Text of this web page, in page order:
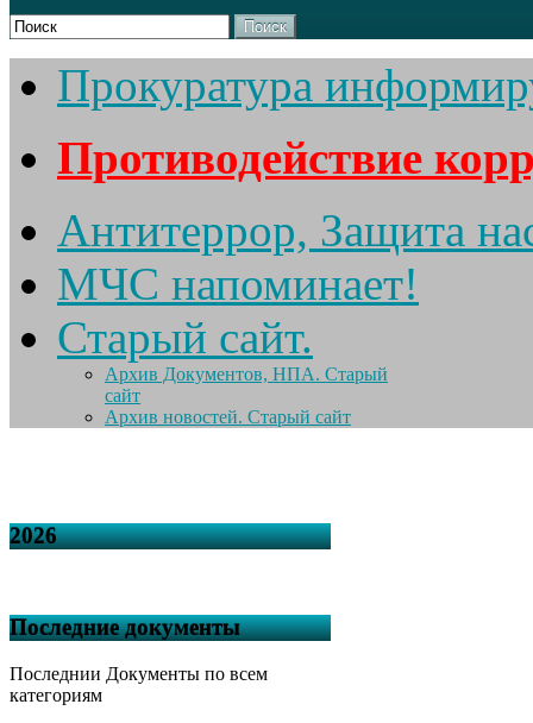
Поиск
Прокуратура
Противодействие
Антитеррор, Защита
МЧС напоминает!
Старый сайт.
Архив Документов, НПА. Старый
сайт
Архив новостей. Старый сайт
2026
Последние документы
Последнии Документы по всем
категориям